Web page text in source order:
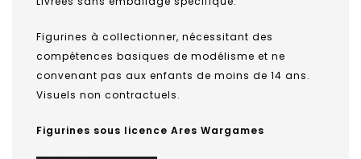
Figurines à collectionner, nécessitant des
compétences basiques de modélisme et ne
convenant pas aux enfants de moins de 14 ans.
Visuels non contractuels.
Figurines sous licence Ares Wargames